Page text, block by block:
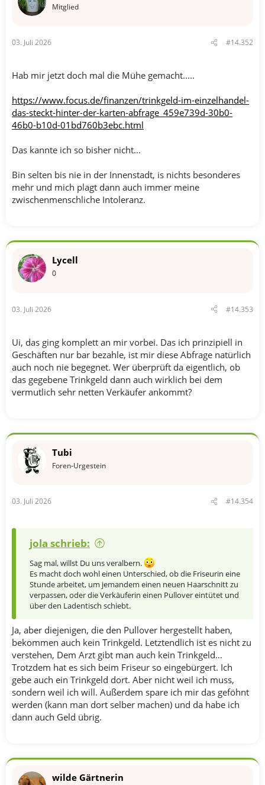
Mitglied
03. Juli 2026 #14.352
Hab mir jetzt doch mal die Mühe gemacht.....
https://www.focus.de/finanzen/trinkgeld-im-einzelhandel-
das-steckt-hinter-der-karten-abfrage_459e739d-30b0-
46b0-b10d-01bd760b3ebc.html
Das kannte ich so bisher nicht...
Bin selten bis nie in der Innenstadt, is nichts besonderes
mehr und mich plagt dann auch immer meine
zwischenmenschliche Intoleranz.
Lycell
0
03. Juli 2026 #14.353
Ui, das ging komplett an mir vorbei. Das ich prinzipiell in
Geschäften nur bar bezahle, ist mir diese Abfrage natürlich
auch noch nie begegnet. Wer überprüft da eigentlich, ob
das gegebene Trinkgeld dann auch wirklich bei dem
vermutlich sehr netten Verkäufer ankommt?
Tubi
Foren-Urgestein
03. Juli 2026 #14.354
jola schrieb:
Sag mal, willst Du uns veralbern.
Es macht doch wohl einen Unterschied, ob die Friseurin eine
Stunde arbeitet, um jemandem einen neuen Haarschnitt zu
verpassen, oder die Verkäuferin einen Pullover eintütet und
über den Ladentisch schiebt.
Ja, aber diejenigen, die den Pullover hergestellt haben,
bekommen auch kein Trinkgeld. Letztendlich ist es nicht zu
verstehen, Dem Arzt gibt man auch kein Trinkgeld…
Trotzdem hat es sich beim Friseur so eingebürgert. Ich
gebe auch ein Trinkgeld dort. Aber nicht weil ich muss,
sondern weil ich will. Außerdem spare ich mir das geföhnt
werden (kann man dort selber machen) und da habe ich
dann auch Geld übrig.
wilde Gärtnerin